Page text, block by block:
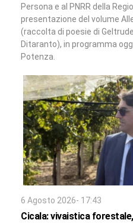
Persona e al PNRR della
presentazione del volume
(raccolta di poesie di
Ditaranto), in programma
Potenza.
6 Agosto 2026- 17:43
Cicala: vivaistica